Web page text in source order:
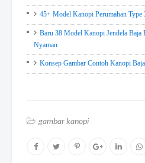
45+ Model Kanopi Perumahan
Baru 38 Model Kanopi Jendela
Nyaman
Konsep Gambar Contoh Kanopi
gambar kanopi